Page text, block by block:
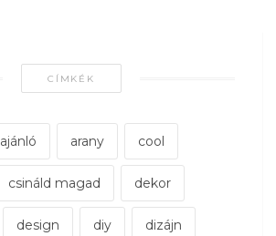
CÍMKÉK
ajánló arany cool
csináld magad dekor
design diy dizájn